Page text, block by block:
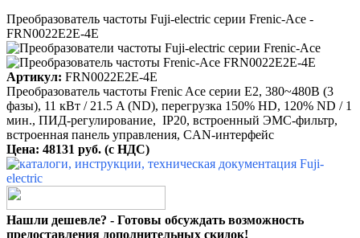
Преобразователь частоты Fuji-electric серии Frenic-Ace -
FRN0022E2E-4E
Артикул: FRN0022E2E-4E
Преобразователь частоты Frenic Ace серии E2, 380~480B (3
фазы), 11 кВт / 21.5 A (ND), перегрузка 150% HD, 120% ND / 1
мин., ПИД-регулирование, IP20, встроенный ЭМС-фильтр,
встроенная панель управления, CAN-интерфейс
Цена: 48131 руб. (с НДС)
Нашли дешевле? - Готовы обсуждать возможность
предоставления дополнительных скидок!